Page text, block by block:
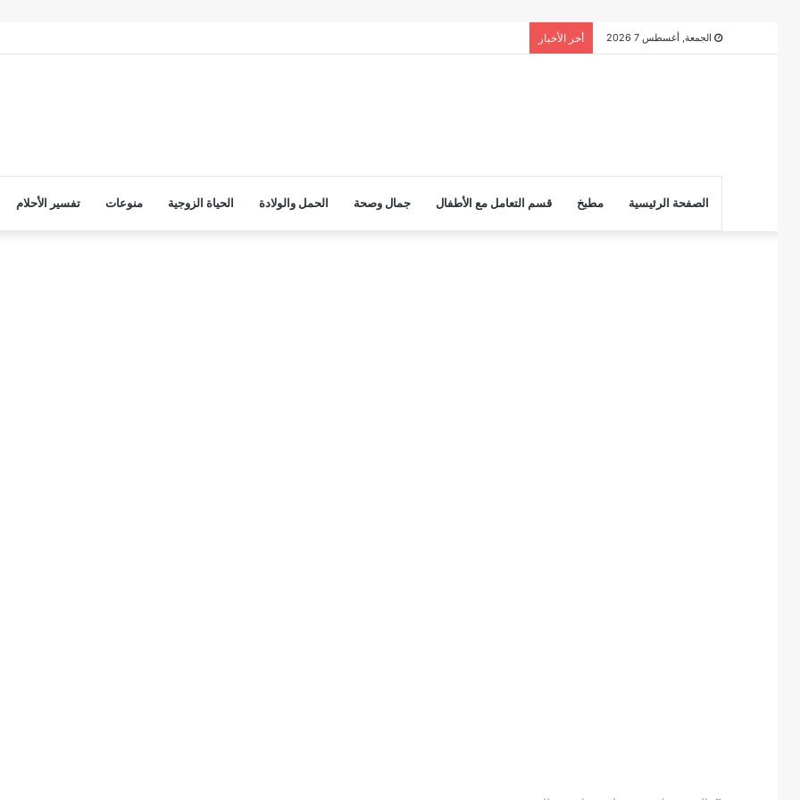
الجمعة, أغسطس 7 2026 أخر الأخبار
الصفحة الرئيسية مطبخ قسم التعامل مع الأطفال جمال وصحة الحمل والولادة الحياة الزوجية منوعات تفسير الأحلام